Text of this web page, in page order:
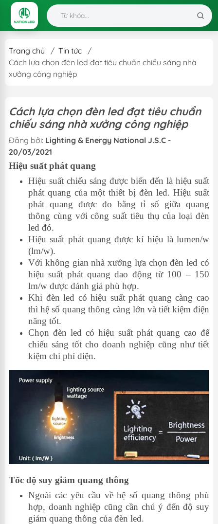
Trang chủ / Tin tức
/
Cách lựa chọn đèn led đạt tiêu chuẩn chiếu sáng nhà
xưởng công nghiệp
Cách lựa chọn đèn led đạt tiêu chuẩn
chiếu sáng nhà xưởng công nghiệp
Đăng bởi: Lighting & Energy National J.S.C -
20/03/2021
Hiệu suất phát quang
Hiệu suất chiếu sáng được biến đến là hiệu suất
phát quang của một thiết bị đèn led. Hiệu suất
phát quang được đo bằng tỉ số giữa quang
thông cùng với công suất tiêu thụ của loại đèn
led đó.
Hiệu suất phát quang được kí hiệu là lumen/w
(lm/w).
Với không gian nhà xưởng lựa chọn đèn led có
hiệu suất phát quang dao động từ 100 – 150
lm/w được đánh giá phù hợp.
Khi đèn led có hiệu suất phát quang càng cao
thì hệ số quang thông càng lớn và tiết kiệm điện
năng tốt.
Chọn đèn led có hiệu suất phát quang cao để
chiếu sáng tốt cho doanh nghiệp cũng như tiết
kiệm chi phí điện.
Tốc độ suy giảm quang thông
Ngoài các yêu cầu về hệ số quang thông phù
hợp, doanh nghiệp cũng cần chú ý đến độ suy
giảm quang thông của đèn led.